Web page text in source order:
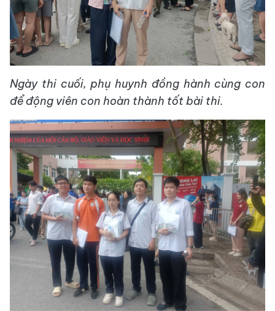
Ngày thi cuối, phụ huynh đồng hành cùng con
để động viên con hoàn thành tốt bài thi.